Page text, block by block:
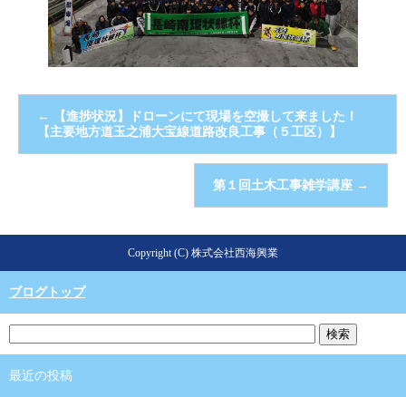
←
【進捗状況】ドローンにて現場を空撮して来ました！
【主要地方道玉之浦大宝線道路改良工事（５工区）】
第１回土木工事雑学講座 →
Copyright (C) 株式会社西海興業
ブログトップ
最近の投稿